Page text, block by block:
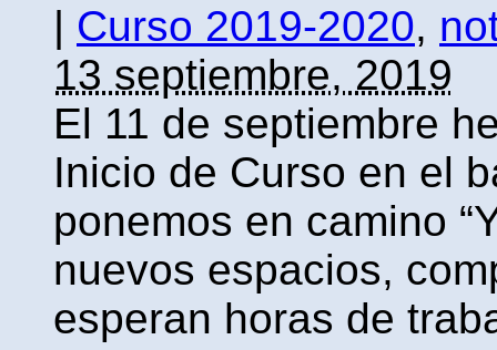
| Curso 2019-2020,
13 septiembre, 2019
El 11 de septiembre
Inicio de Curso en el
ponemos en camino
nuevos espacios,
esperan horas de